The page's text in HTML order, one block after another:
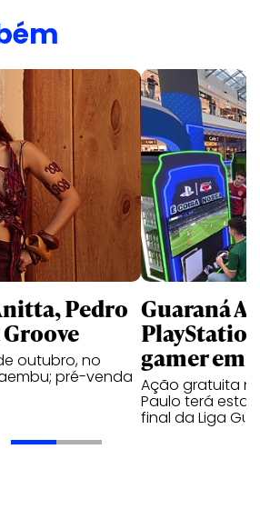
Pedro
outubro, no
pré-venda
Guaraná
gamer em
Ação gratuita
Paulo terá
final da Liga